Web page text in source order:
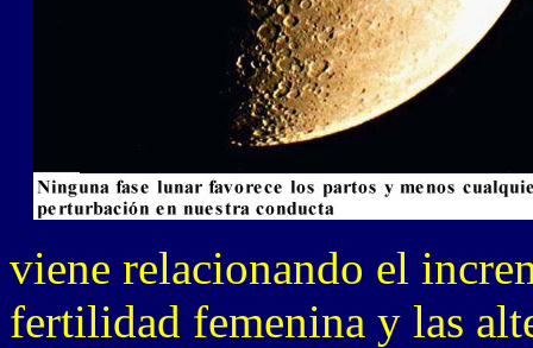
viene relacionando el
fertilidad femenina y las